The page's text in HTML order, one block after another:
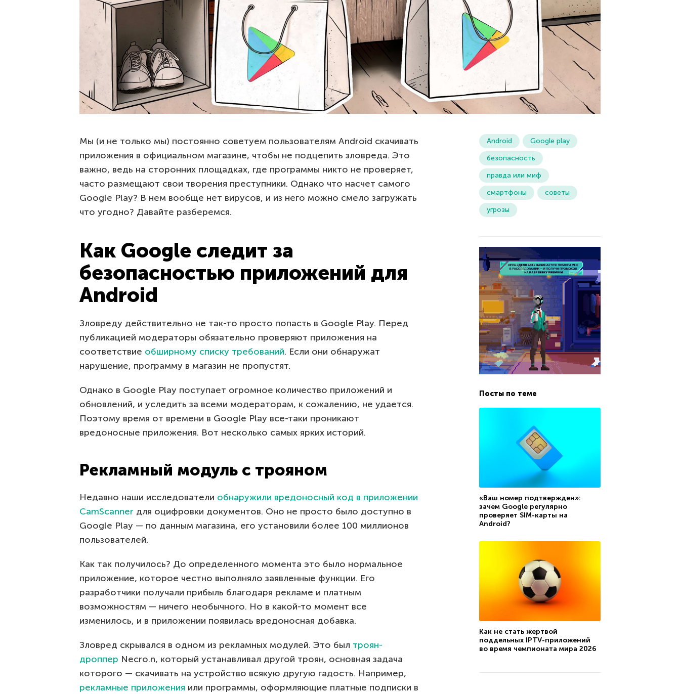
Мы (и не только мы) постоянно советуем пользователям Android скачивать
приложения в официальном магазине, чтобы не подцепить зловреда. Это
важно, ведь на сторонних площадках, где программы никто не проверяет,
часто размещают свои творения преступники. Однако что насчет самого
Google Play? В нем вообще нет вирусов, и из него можно смело загружать
что угодно? Давайте разберемся.
Как Google следит за
безопасностью приложений для
Android
Зловреду действительно не так-то просто попасть в Google Play. Перед
публикацией модераторы обязательно проверяют приложения на
соответствие обширному списку требований. Если они обнаружат
нарушение, программу в магазин не пропустят.
Однако в Google Play поступает огромное количество приложений и
обновлений, и уследить за всеми модераторам, к сожалению, не удается.
Поэтому время от времени в Google Play все-таки проникают
вредоносные приложения. Вот несколько самых ярких историй.
Рекламный модуль с трояном
Недавно наши исследователи обнаружили вредоносный код в приложении
CamScanner для оцифровки документов. Оно не просто было доступно в
Google Play — по данным магазина, его установили более 100 миллионов
пользователей.
Как так получилось? До определенного момента это было нормальное
приложение, которое честно выполняло заявленные функции. Его
разработчики получали прибыль благодаря рекламе и платным
возможностям — ничего необычного. Но в какой-то момент все
изменилось, и в приложении появилась вредоносная добавка.
Зловред скрывался в одном из рекламных модулей. Это был троян-
дроппер Necro.n, который устанавливал другой троян, основная задача
которого — скачивать на устройство всякую другую гадость. Например,
рекламные приложения или программы, оформляющие платные подписки в
Android
Google play
безопасность
правда или миф
смартфоны
советы
угрозы
Посты по теме
«Ваш номер подтвержден»:
зачем Google регулярно
проверяет SIM-карты на
Android?
Как не стать жертвой
поддельных IPTV-приложений
во время чемпионата мира 2026